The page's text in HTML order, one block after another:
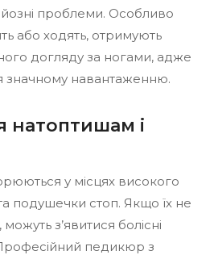
проблеми. Особливо
або ходять, отримують
догляду за ногами, адже
значному навантаженню.
натоптишам і
у місцях високого
подушечки стоп. Якщо їх не
з’явитися болісні
Професійний педикюр з